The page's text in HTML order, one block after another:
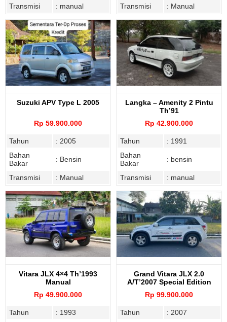
Transmisi : manual Transmisi : Manual
Suzuki APV Type L 2005
Rp 59.900.000
Tahun
: 2005
Bahan
Bakar
: Bensin
Transmisi : Manual
Langka – Amenity 2 Pintu
Th’91
Rp 42.900.000
Tahun
: 1991
Bahan
Bakar
: bensin
Transmisi : manual
Vitara JLX 4×4 Th’1993
Manual
Rp 49.900.000
Tahun
: 1993
Grand Vitara JLX 2.0
A/T’2007 Special Edition
Rp 99.900.000
Tahun
: 2007